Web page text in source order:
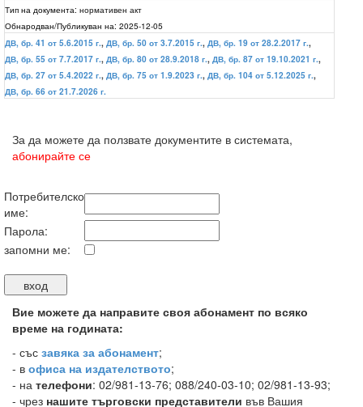
Тип на документа: нормативен акт
Обнародван/Публикуван на: 2025-12-05
ДВ, бр. 41 от 5.6.2015 г., ДВ, бр. 50 от 3.7.2015 г., ДВ, бр. 19 от 28.2.2017 г.,
ДВ, бр. 55 от 7.7.2017 г., ДВ, бр. 80 от 28.9.2018 г., ДВ, бр. 87 от 19.10.2021 г.,
ДВ, бр. 27 от 5.4.2022 г., ДВ, бр. 75 от 1.9.2023 г., ДВ, бр. 104 от 5.12.2025 г.,
ДВ, бр. 66 от 21.7.2026 г.
За да можете да ползвате документите в системата,
абонирайте се
Потребителско
име:
Парола:
запомни ме:
Вие можете да направите своя абонамент по всяко
време на годината:
- със завяка за абонамент;
- в офиса на издателството;
- на телефони: 02/981-13-76; 088/240-03-10; 02/981-13-93;
- чрез нашите търговски представители във Вашия